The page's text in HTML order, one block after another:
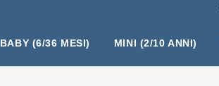
BABY (6/36 MESI) MINI (2/10 ANNI)